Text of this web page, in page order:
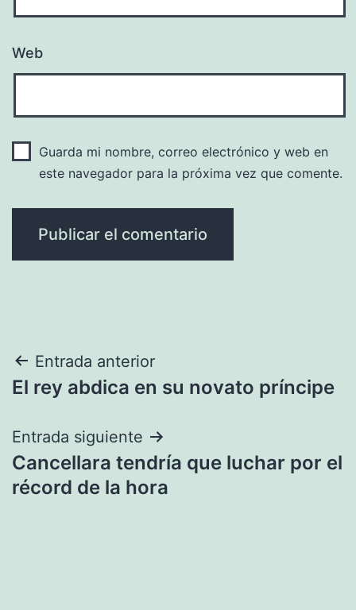
Web
Guarda mi nombre, correo electrónico y web en
este navegador para la próxima vez que comente.
Navegación
de
entradas
Entrada anterior
El rey abdica en su novato príncipe
Entrada siguiente
Cancellara tendría que luchar por el
récord de la hora